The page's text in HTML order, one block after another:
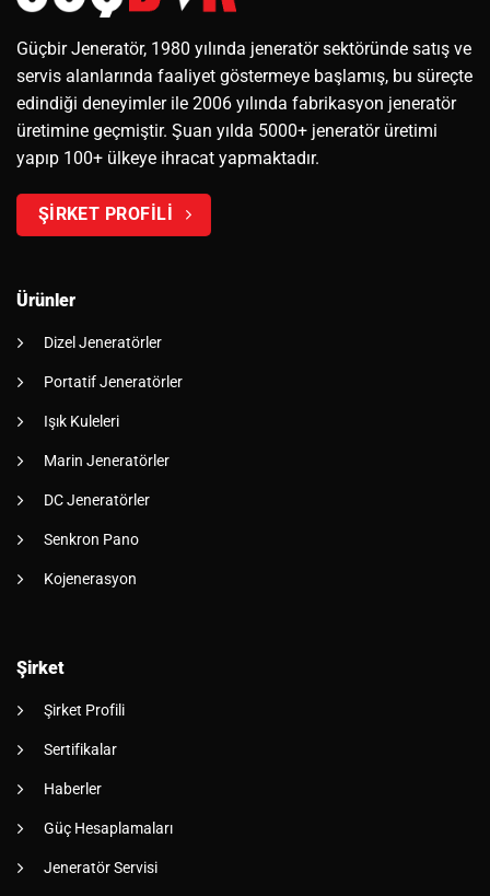
Güçbir Jeneratör, 1980 yılında jeneratör sektöründe satış ve
servis alanlarında faaliyet göstermeye başlamış, bu süreçte
edindiği deneyimler ile 2006 yılında fabrikasyon jeneratör
üretimine geçmiştir. Şuan yılda 5000+ jeneratör üretimi
yapıp 100+ ülkeye ihracat yapmaktadır.
ŞİRKET PROFİLİ
Ürünler
Dizel Jeneratörler
Portatif Jeneratörler
Işık Kuleleri
Marin Jeneratörler
DC Jeneratörler
Senkron Pano
Kojenerasyon
Şirket
Şirket Profili
Sertifikalar
Haberler
Güç Hesaplamaları
Jeneratör Servisi